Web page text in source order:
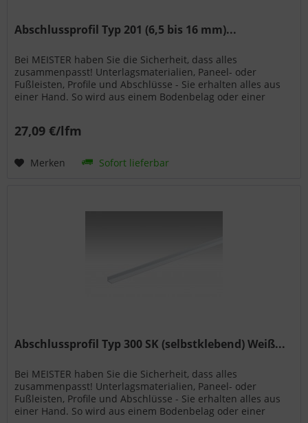
Abschlussprofil Typ 201 (6,5 bis 16 mm)...
Bei MEISTER haben Sie die Sicherheit, dass alles
zusammenpasst! Unterlagsmaterialien, Paneel- oder
Fußleisten, Profile und Abschlüsse - Sie erhalten alles aus
einer Hand. So wird aus einem Bodenbelag oder einer
27,09 €/lfm
Merken Sofort lieferbar
Abschlussprofil Typ 300 SK (selbstklebend) Weiß...
Bei MEISTER haben Sie die Sicherheit, dass alles
zusammenpasst! Unterlagsmaterialien, Paneel- oder
Fußleisten, Profile und Abschlüsse - Sie erhalten alles aus
einer Hand. So wird aus einem Bodenbelag oder einer